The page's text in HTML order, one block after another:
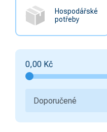
Hospodářské
potřeby
0,00 Kč